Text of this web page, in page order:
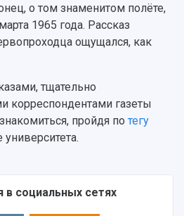
о том знаменитом полёте,
1965 года. Рассказ
ощущался, как
тщательно
корреспондентами газеты
пройдя по тегу
университета.
в социальных сетях